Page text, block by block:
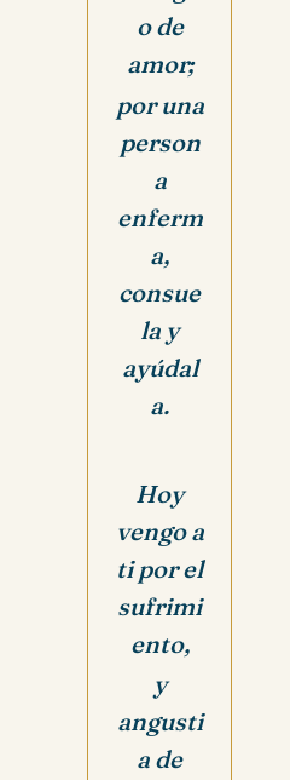
o de
amor;
por una
person
a
enferm
a,
consue
la y
ayúdal
a.
Hoy
vengo a
ti por el
sufrimi
ento,
y
angusti
a de